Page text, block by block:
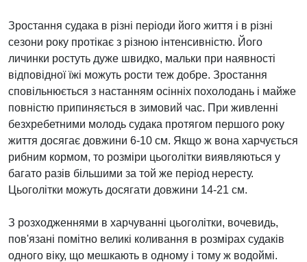
Зростання судака в різні періоди його життя і в різні
сезони року протікає з різною інтенсивністю. Його
личинки ростуть дуже швидко, мальки при наявності
відповідної їжі можуть рости теж добре. Зростання
сповільнюється з настанням осінніх похолодань і майже
повністю припиняється в зимовий час. При живленні
безхребетними молодь судака протягом першого року
життя досягає довжини 6-10 см. Якщо ж вона харчується
рибним кормом, то розміри цьоголітки виявляються у
багато разів більшими за той же період нересту.
Цьоголітки можуть досягати довжини 14-21 см.
З розходженнями в харчуванні цьоголітки, вочевидь,
пов'язані помітно великі коливання в розмірах судаків
одного віку, що мешкають в одному і тому ж водоймі.